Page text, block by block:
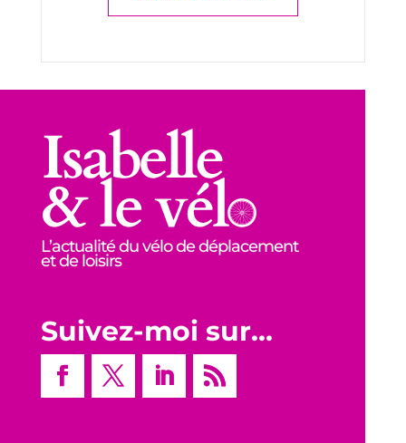
L’actualité du vélo de déplacement
et de loisirs
Suivez-moi sur…